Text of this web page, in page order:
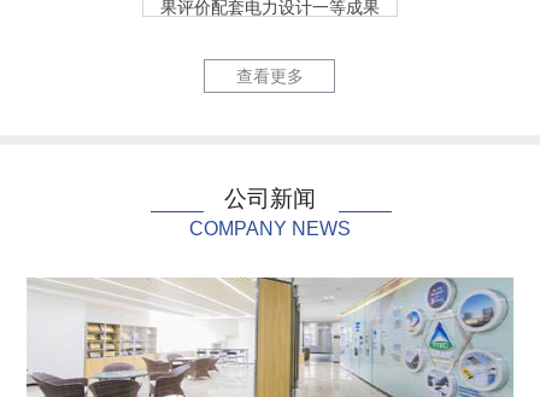
国网天津市电力公司充... 国网天津
果评价配套电力设计一等成果
查看更多
公司新闻
COMPANY NEWS